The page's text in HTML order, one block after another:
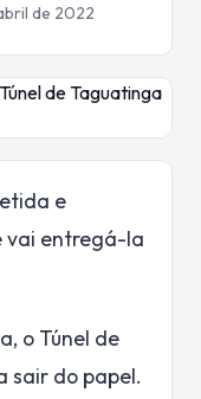
de 2022
e
vai entregá-la
o Túnel de
sair do papel.